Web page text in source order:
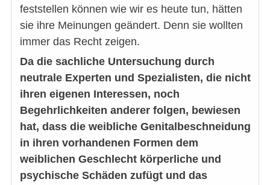
feststellen können wie wir es heute tun, hätten
sie ihre Meinungen geändert. Denn sie wollten
immer das Recht zeigen.
Da die sachliche Untersuchung durch
neutrale Experten und Spezialisten, die nicht
ihren eigenen Interessen, noch
Begehrlichkeiten anderer folgen, bewiesen
hat, dass die weibliche Genitalbeschneidung
in ihren vorhandenen Formen dem
weiblichen Geschlecht körperliche und
psychische Schäden zufügt und das